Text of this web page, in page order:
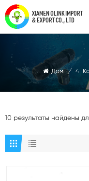
XIAMEN OLINK IMPORT
& EXPORT CO., LTD
Дом / 4-
10 результаты найдены